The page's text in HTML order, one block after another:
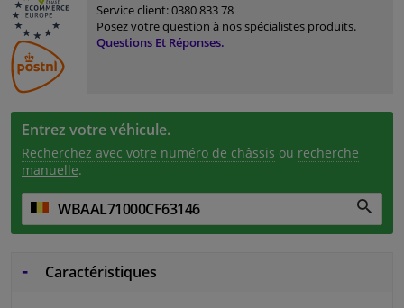
Service client:0380 833 78
Posez votre question à nos spécialistes produits.
Questions Et Réponses.
Entrez votre véhicule.
Recherchez avec votre numéro de châssis ou recherche
manuelle.
Caractéristiques